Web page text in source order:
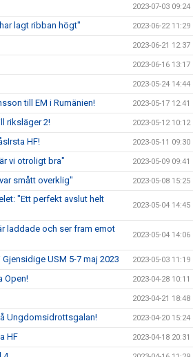
2023-07-03 09:24
lagt ribban högt" 2023-06-22 11:29
2023-06-21 12:37
2023-06-16 13:17
2023-05-24 14:44
till EM i Rumänien! 2023-05-17 12:41
riksläger 2! 2023-05-12 10:12
HF! 2023-05-11 09:30
vi otroligt bra" 2023-05-09 09:41
smått overklig" 2023-05-08 15:25
"Ett perfekt avslut helt
2023-05-04 14:45
laddade och ser fram emot
2023-05-04 14:06
USM 5-7 maj 2023 2023-05-03 11:19
Open! 2023-04-28 10:11
2023-04-21 18:48
Ungdomsidrottsgalan! 2023-04-20 15:24
HF 2023-04-18 20:31